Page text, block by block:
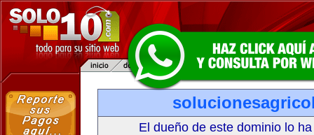
El dueño de este dominio lo